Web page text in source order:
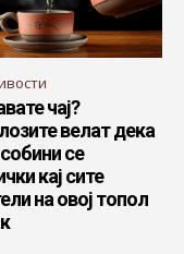
чај?
велат дека
се
кај сите
на овој топол